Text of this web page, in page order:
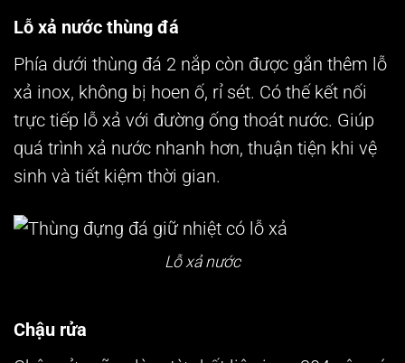
Lỗ xả nước thùng đá
Phía dưới thùng đá 2 nắp còn được gắn thêm lỗ
xả inox, không bị hoen ố, rỉ sét. Có thế kết nối
trực tiếp lỗ xả với đường ống thoát nước. Giúp
quá trình xả nước nhanh hơn, thuận tiện khi vệ
sinh và tiết kiệm thời gian.
Lỗ xả nước
Chậu rửa